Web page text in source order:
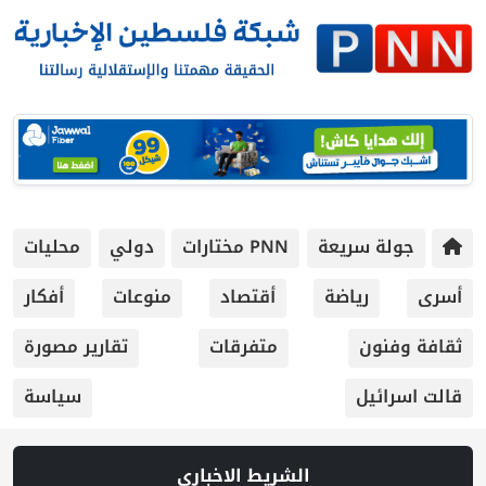
جولة سريعة PNN مختارات دولي
محليات
أسرى
رياضة أقتصاد منوعات
أفكار
ثقافة وفنون
متفرقات
تقارير مصورة
قالت اسرائيل
سياسة
الشريط الاخباري